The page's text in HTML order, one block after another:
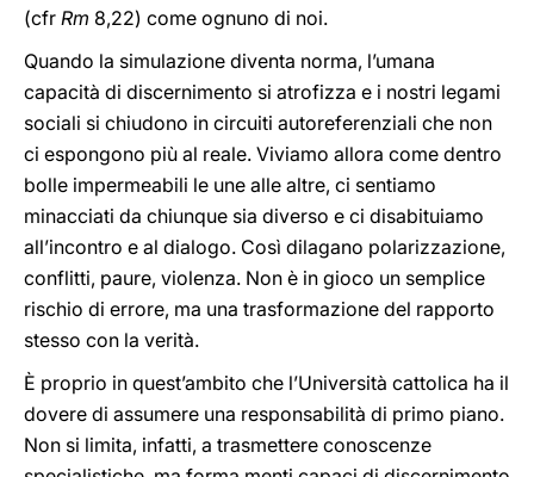
(cfr Rm 8,22) come ognuno di noi.
Quando la simulazione diventa norma, l’umana
capacità di discernimento si atrofizza e i nostri legami
sociali si chiudono in circuiti autoreferenziali che non
ci espongono più al reale. Viviamo allora come dentro
bolle impermeabili le une alle altre, ci sentiamo
minacciati da chiunque sia diverso e ci disabituiamo
all’incontro e al dialogo. Così dilagano polarizzazione,
conflitti, paure, violenza. Non è in gioco un semplice
rischio di errore, ma una trasformazione del rapporto
stesso con la verità.
È proprio in quest’ambito che l’Università cattolica ha il
dovere di assumere una responsabilità di primo piano.
Non si limita, infatti, a trasmettere conoscenze